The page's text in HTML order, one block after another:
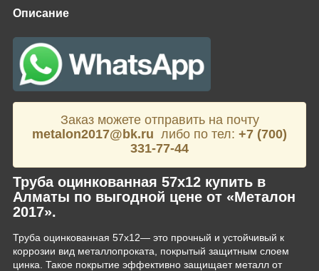
Описание
Заказ можете отправить на почту
metalon2017@bk.ru либо по тел: +7 (700)
331-77-44
Труба оцинкованная 57х12 купить в
Алматы по выгодной цене от «Металон
2017».
Труба оцинкованная 57х12— это прочный и устойчивый к
коррозии вид металлопроката, покрытый защитным слоем
цинка. Такое покрытие эффективно защищает металл от